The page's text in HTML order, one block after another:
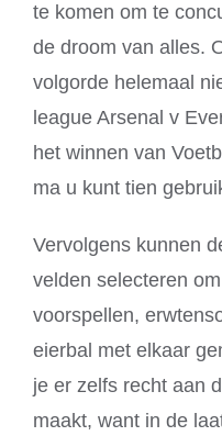
te komen om te
de droom van alles.
volgorde helemaal
league Arsenal v
het winnen van
ma u kunt tien
Vervolgens kunnen
velden selecteren
voorspellen,
eierbal met elkaar
je er zelfs recht aan
maakt, want in de